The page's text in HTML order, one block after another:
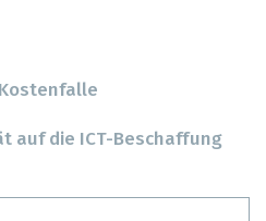
auf die ICT-Beschaffung